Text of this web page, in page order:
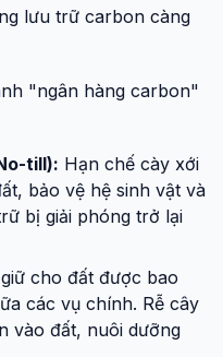
lưu trữ carbon càng
"ngân hàng carbon"
till): Hạn chế cày xới
bảo vệ hệ sinh vật và
bị giải phóng trở lại
cho đất được bao
các vụ chính. Rễ cây
vào đất, nuôi dưỡng